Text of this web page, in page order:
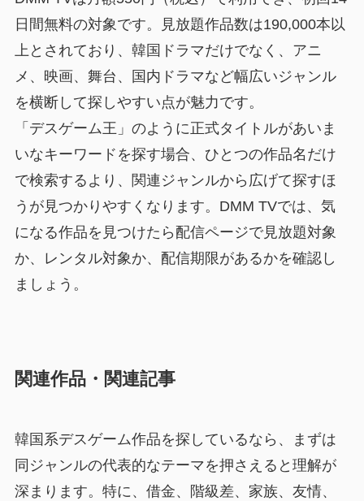
日間無料の対象です。見放題作品数は190,000本以
上とされており、韓国ドラマだけでなく、アニ
メ、映画、舞台、国内ドラマなど幅広いジャンル
を横断して探しやすい点が魅力です。
「デスゲーム王」のように正式タイトルがあいま
いなキーワードを探す場合、ひとつの作品名だけ
で検索するより、関連ジャンルから広げて探すほ
うが見つかりやすくなります。DMM TVでは、気
になる作品を見つけたら配信ページで見放題対象
か、レンタル対象か、配信期限があるかを確認し
ましょう。
関連作品・関連記事
韓国系デスゲーム作品を探しているなら、まずは
同ジャンルの代表的なテーマを押さえると理解が
深まります。特に、借金、階級差、家族、友情、